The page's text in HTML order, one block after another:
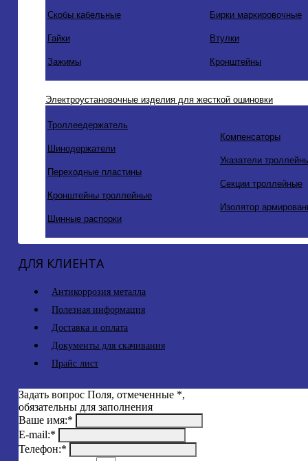
Скобы кабельные
Гайки
Зажимы
Бирки маркировочные
Втулки
Кронштейны
Электроустановочные изделия для жесткой ошиновки
Троллеедержатель
Шинодержатели
Переходные пластины
Кронштейны троллейные
Шинные распорки
Компенсаторы
Указатели
Секции троллейные
Изолятор
ДЛЯ КЛИЕНТА
Антикоррозия металла
Полезная информация
Доставка и оплата
Документы для скачивания
Прайс лист
Задать вопрос Поля, отмеченные *,
обязательны для заполнения
Ваше имя:*
E-mail:*
Телефон:*